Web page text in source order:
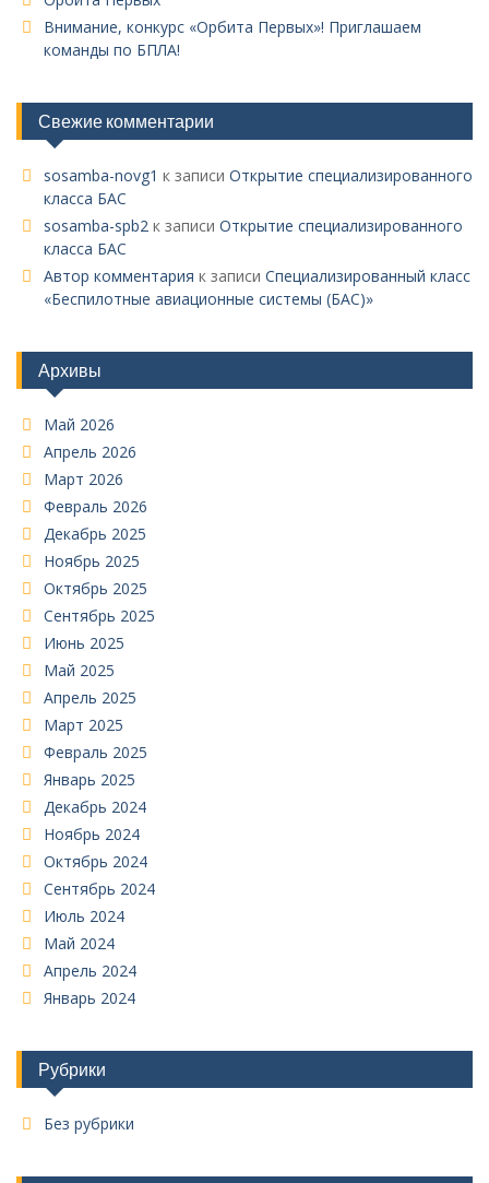
Внимание, конкурс «Орбита Первых»! Приглашаем
команды по БПЛА!
Свежие комментарии
sosamba-novg1 к записи Открытие специализированного
класса БАС
sosamba-spb2 к записи Открытие специализированного
класса БАС
Автор комментария к записи Специализированный класс
«Беспилотные авиационные системы (БАС)»
Архивы
Май 2026
Апрель 2026
Март 2026
Февраль 2026
Декабрь 2025
Ноябрь 2025
Октябрь 2025
Сентябрь 2025
Июнь 2025
Май 2025
Апрель 2025
Март 2025
Февраль 2025
Январь 2025
Декабрь 2024
Ноябрь 2024
Октябрь 2024
Сентябрь 2024
Июль 2024
Май 2024
Апрель 2024
Январь 2024
Рубрики
Без рубрики